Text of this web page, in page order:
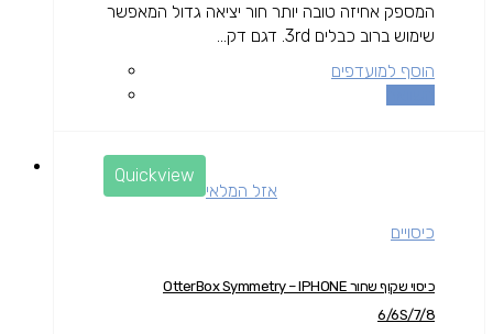
המספק אחיזה טובה יותר חור יציאה גדול המאפשר
שימוש ברוב כבלים 3rd. דגם דק...
הוסף למועדפים
Quickview
אזל המלאי
כיסויים
כיסוי שקוף שחור OtterBox Symmetry – IPHONE
6/6S/7/8